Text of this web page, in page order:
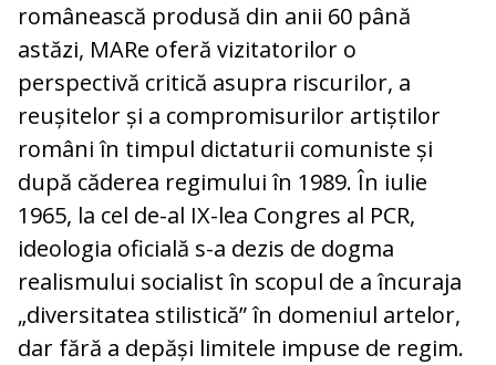
românească produsă din anii 60 până
astăzi, MARe oferă vizitatorilor o
perspectivă critică asupra riscurilor, a
reușitelor și a compromisurilor artiștilor
români în timpul dictaturii comuniste și
după căderea regimului în 1989. În iulie
1965, la cel de-al IX-lea Congres al PCR,
ideologia oficială s-a dezis de dogma
realismului socialist în scopul de a încuraja
„diversitatea stilistică” în domeniul artelor,
dar fără a depăși limitele impuse de regim.